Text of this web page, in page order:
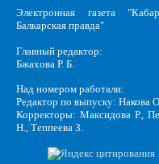
Электронная газета
Балкарская правда"
Главный редактор:
Бжахова Р. Б.
Над номером работали:
Редактор по выпуску: Накова
Корректоры: Максидова Р.,
Н., Теппеева З.